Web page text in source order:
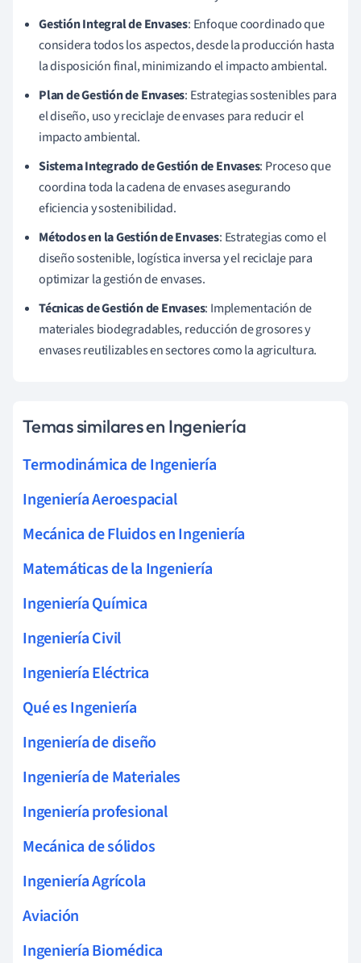
Gestión Integral de Envases: Enfoque coordinado que
considera todos los aspectos, desde la producción hasta
la disposición final, minimizando el impacto ambiental.
Plan de Gestión de Envases: Estrategias sostenibles para
el diseño, uso y reciclaje de envases para reducir el
impacto ambiental.
Sistema Integrado de Gestión de Envases: Proceso que
coordina toda la cadena de envases asegurando
eficiencia y sostenibilidad.
Métodos en la Gestión de Envases: Estrategias como el
diseño sostenible, logística inversa y el reciclaje para
optimizar la gestión de envases.
Técnicas de Gestión de Envases: Implementación de
materiales biodegradables, reducción de grosores y
envases reutilizables en sectores como la agricultura.
Temas similares en Ingeniería
Termodinámica de Ingeniería
Ingeniería Aeroespacial
Mecánica de Fluidos en Ingeniería
Matemáticas de la Ingeniería
Ingeniería Química
Ingeniería Civil
Ingeniería Eléctrica
Qué es Ingeniería
Ingeniería de diseño
Ingeniería de Materiales
Ingeniería profesional
Mecánica de sólidos
Ingeniería Agrícola
Aviación
Ingeniería Biomédica